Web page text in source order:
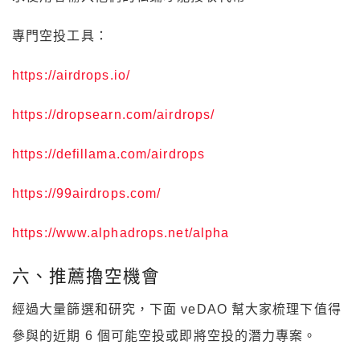
專門空投工具：
https://airdrops.io/
https://dropsearn.com/airdrops/
https://defillama.com/airdrops
https://99airdrops.com/
https://www.alphadrops.net/alpha
六、推薦擼空機會
經過大量篩選和研究，下面 veDAO 幫大家梳理下值得
參與的近期 6 個可能空投或即將空投的潛力專案。